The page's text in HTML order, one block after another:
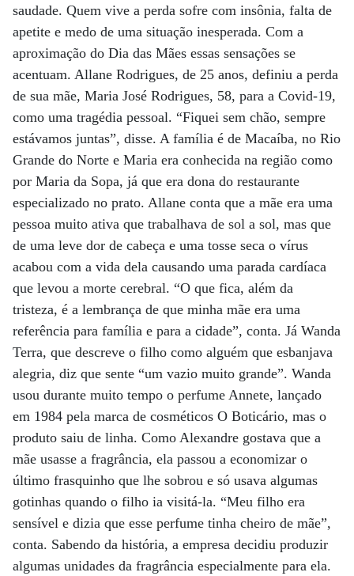
saudade. Quem vive a perda sofre com insônia, falta de
apetite e medo de uma situação inesperada. Com a
aproximação do Dia das Mães essas sensações se
acentuam. Allane Rodrigues, de 25 anos, definiu a perda
de sua mãe, Maria José Rodrigues, 58, para a Covid-19,
como uma tragédia pessoal. “Fiquei sem chão, sempre
estávamos juntas”, disse. A família é de Macaíba, no Rio
Grande do Norte e Maria era conhecida na região como
por Maria da Sopa, já que era dona do restaurante
especializado no prato. Allane conta que a mãe era uma
pessoa muito ativa que trabalhava de sol a sol, mas que
de uma leve dor de cabeça e uma tosse seca o vírus
acabou com a vida dela causando uma parada cardíaca
que levou a morte cerebral. “O que fica, além da
tristeza, é a lembrança de que minha mãe era uma
referência para família e para a cidade”, conta. Já Wanda
Terra, que descreve o filho como alguém que esbanjava
alegria, diz que sente “um vazio muito grande”. Wanda
usou durante muito tempo o perfume Annete, lançado
em 1984 pela marca de cosméticos O Boticário, mas o
produto saiu de linha. Como Alexandre gostava que a
mãe usasse a fragrância, ela passou a economizar o
último frasquinho que lhe sobrou e só usava algumas
gotinhas quando o filho ia visitá-la. “Meu filho era
sensível e dizia que esse perfume tinha cheiro de mãe”,
conta. Sabendo da história, a empresa decidiu produzir
algumas unidades da fragrância especialmente para ela.